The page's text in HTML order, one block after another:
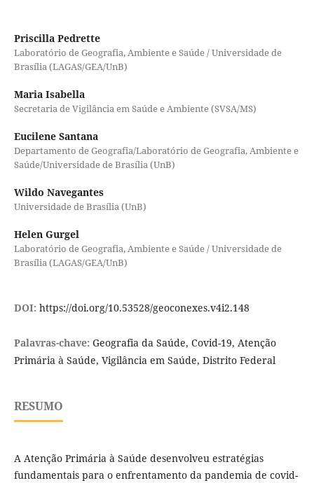
Priscilla Pedrette
Laboratório de Geografia, Ambiente e Saúde / Universidade de
Brasília (LAGAS/GEA/UnB)
Maria Isabella
Secretaria de Vigilância em Saúde e Ambiente (SVSA/MS)
Eucilene Santana
Departamento de Geografia/Laboratório de Geografia, Ambiente e
Saúde/Universidade de Brasília (UnB)
Wildo Navegantes
Universidade de Brasília (UnB)
Helen Gurgel
Laboratório de Geografia, Ambiente e Saúde / Universidade de
Brasília (LAGAS/GEA/UnB)
DOI: https://doi.org/10.53528/geoconexes.v4i2.148
Palavras-chave: Geografia da Saúde, Covid-19, Atenção
Primária à Saúde, Vigilância em Saúde, Distrito Federal
RESUMO
A Atenção Primária à Saúde desenvolveu estratégias
fundamentais para o enfrentamento da pandemia de covid-